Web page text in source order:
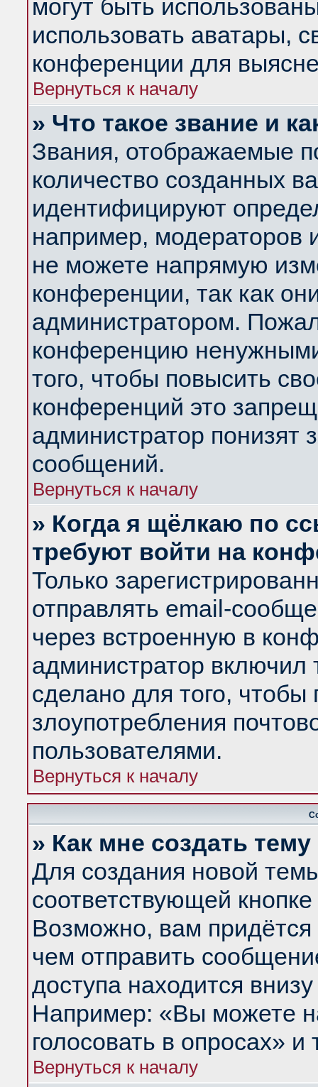
могут быть
использовать аватары,
конференции для
Вернуться к началу
» Что такое звание и
Звания, отображаемые
количество созданных
идентифицируют
например, модераторов
не можете напрямую
конференции, так как
администратором.
конференцию
того, чтобы повысить
конференций это
администратор понизят
сообщений.
Вернуться к началу
» Когда я щёлкаю по
требуют войти на
Только
отправлять email-
через встроенную в
администратор
сделано для того, чтобы
злоупотребления
пользователями.
Вернуться к началу
» Как мне создать
Для создания новой
соответствующей
Возможно, вам придётся
чем отправить
доступа находится
Например: «Вы можете
голосовать в опросах» и
Вернуться к началу